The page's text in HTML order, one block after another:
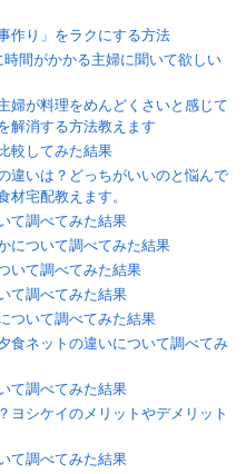
作り」をラクにする方法
間がかかる主婦に聞いて欲しい
婦が料理をめんどくさいと感じて
解消する方法教えます
較してみた結果
違いは？どっちがいいのと悩んで
材宅配教えます。
て調べてみた結果
について調べてみた結果
いて調べてみた結果
て調べてみた結果
ついて調べてみた結果
食ネットの違いについて調べてみ
て調べてみた結果
ヨシケイのメリットやデメリット
て調べてみた結果